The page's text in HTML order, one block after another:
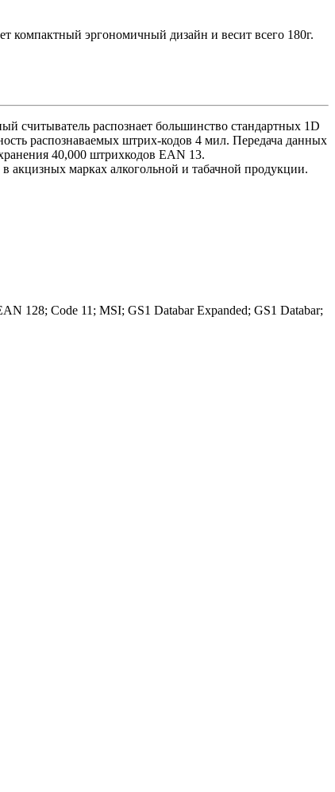
компактный эргономичный дизайн и весит всего 180г.
считыватель распознает большинство стандартных 1D
распознаваемых штрих-кодов 4 мил. Передача данных
40,000 штрихкодов EAN 13.
акцизных марках алкогольной и табачной продукции.
128; Code 11; MSI; GS1 Databar Expanded; GS1 Databar;